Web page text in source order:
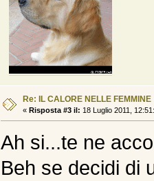
Re: IL CALORE NELLE FEMMINE
« Risposta #3 il: 18 Luglio 2011,
Ah si...te ne
Beh se decidi di